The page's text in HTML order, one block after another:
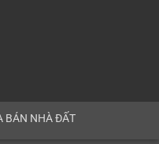
NHÀ ĐẤT